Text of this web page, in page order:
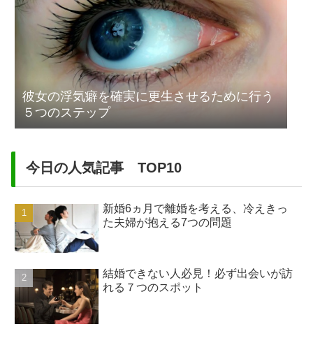
彼女の浮気癖を確実に更生させるために行う
５つのステップ
今日の人気記事 TOP10
新婚6ヵ月で離婚を考える、冷えきっ
た夫婦が抱える7つの問題
結婚できない人必見！必ず出会いが訪
れる７つのスポット